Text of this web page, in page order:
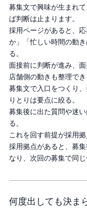
募集文で興味が生まれ
ば判断は止まります。
採用ページがあると、
か」「忙しい時間の動
る。
面接前に判断が進み、
店舗側の動きも整理でき
募集文で入口をつくり
りとりは要点に絞る。
募集後に出た質問や迷
る。
これを回す前提が採用拠
採用拠点があると、募
なり、次回の募集で同
何度出しても決ま